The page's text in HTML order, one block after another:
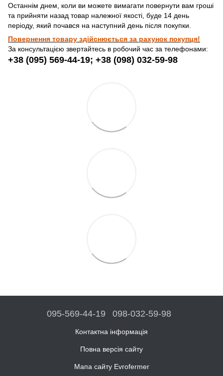
Останнім днем, коли ви можете вимагати повернути вам гроші
та прийняти назад товар належної якості, буде 14 день
періоду, який почався на наступний день після покупки.
Повернення товару здійснюється за рахунок покупця!
За консультацією звертайтесь в робочий час за телефонами:
+38 (095) 569-44-19; +38 (098) 032-59-98
095-569-44-19 098-032-59-98
Контактна інформація
Повна версія сайту
Мапа сайту Evrofermer